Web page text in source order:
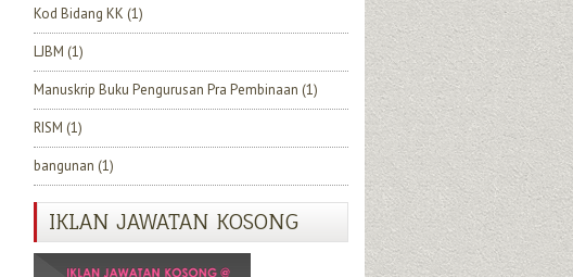
Kod Bidang KK (1)
LJBM (1)
Manuskrip Buku Pengurusan Pra Pembinaan (1)
RISM (1)
bangunan (1)
IKLAN JAWATAN KOSONG